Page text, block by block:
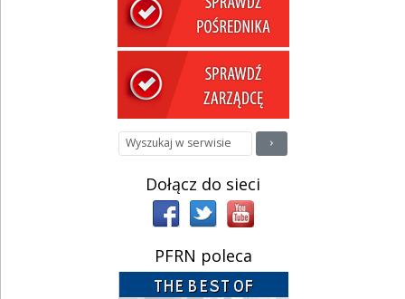
Dołącz do sieci
PFRN poleca